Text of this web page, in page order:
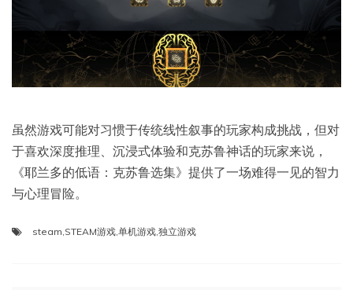
虽然游戏可能对习惯于传统线性叙事的玩家构成挑战，但对
于喜欢深度推理、沉浸式体验和克苏鲁神话的玩家来说，
《耶兰多的低语：克苏鲁选集》提供了一场难得一见的智力
与心理冒险。
steam STEAM游戏 单机游戏 独立游戏